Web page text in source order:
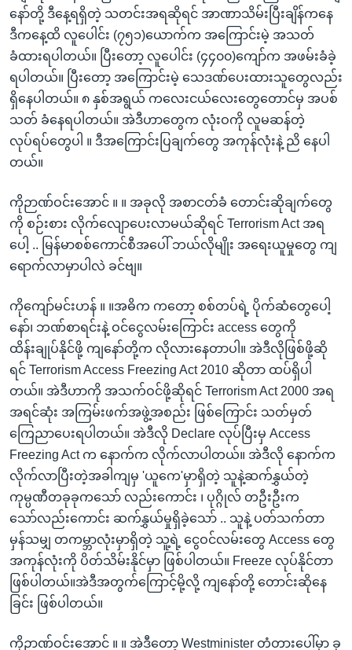
နော်တို့ ဒီနေ့ရရှိတဲ့ သတင်းအရဆိုရင် အာဏာသိမ်းပြီးချိန်ကနေ
ဒီကနေ့ထိ လူပေါင်း (၇၅၁)ယောက်က အကြောင်းမဲ့ အသတ်
ခံထားရပါတယ်။ ပြီးတော့ လူပေါင်း (၄၄၀၀)ကျော်က အဖမ်းခံခဲ့
ရပါတယ်။ ပြီးတော့ အကြောင်းမဲ့ သေဒဏ်ပေးထားသူတွေလည်း
ရှိနေပါတယ်။ ၈ နှစ်အရွယ် ကလေးငယ်လေးတွေတောင်မှ အပစ်
သတ် ခံနေရပါတယ်။ အဲဒီဟာတွေက လုံးဝကို လူမဆန်တဲ့
လုပ်ရပ်တွေပါ ။ ဒီအကြောင်းပြချက်တွေ အကုန်လုံးနဲ့ ညိ နေပါ
တယ်။
ကိုဉာဏ်ဝင်းအောင် ။ ။ အခုလို အစာငတ်ခံ တောင်းဆိုချက်တွေ
ကို စဉ်းစား လိုက်လျောပေးလာမယ်ဆိုရင် Terrorism Act အရ
ပေါ့ .. မြန်မာစစ်ကောင်စီအပေါ် ဘယ်လိုမျိုး အရေးယူမှုတွေ ကျ
ရောက်လာမှာပါလဲ ခင်ဗျ။
ကိုကျော်မင်းဟန် ။ ။အဓိက ကတော့ စစ်တပ်ရဲ့ ပိုက်ဆံတွေပေါ့
နော်၊ ဘဏ်စာရင်းနဲ့ ဝင်ငွေလမ်းကြောင်း access တွေကို
ထိန်းချုပ်နိုင်ဖို့ ကျနော်တို့က လိုလားနေတာပါ။ အဲဒီလိုဖြစ်ဖို့ဆို
ရင် Terrorism Access Freezing Act 2010 ဆိုတာ ထပ်ရှိပါ
တယ်။ အဲဒီဟာကို အသက်ဝင်ဖို့ဆိုရင် Terrorism Act 2000 အရ
အရင်ဆုံး အကြမ်းဖက်အဖွဲ့အစည်း ဖြစ်ကြောင်း သတ်မှတ်
ကြေညာပေးရပါတယ်။ အဲဒီလို Declare လုပ်ပြီးမှ Access
Freezing Act က နောက်က လိုက်လာပါတယ်။ အဲဒီလို နောက်က
လိုက်လာပြီးတဲ့အခါကျမှ 'ယူကေ'မှာရှိတဲ့ သူနဲ့ဆက်နွှယ်တဲ့
ကုမ္ပဏီတခုခုကသော် လည်းကောင်း ၊ ပုဂ္ဂိုလ် တဦးဦးက
သော်လည်းကောင်း ဆက်နွှယ်မှုရှိခဲ့သော် .. သူနဲ့ ပတ်သက်တာ
မှန်သမျှ တကမ္ဘာလုံးမှာရှိတဲ့ သူ့ရဲ့ ငွေဝင်လမ်းတွေ Access တွေ
အကုန်လုံးကို ပိတ်သိမ်းနိုင်မှာ ဖြစ်ပါတယ်။ Freeze လုပ်နိုင်တာ
ဖြစ်ပါတယ်။အဲဒီအတွက်ကြောင့်မို့လို့ ကျနော်တို့ တောင်းဆိုနေ
ခြင်း ဖြစ်ပါတယ်။
ကိုဉာဏ်ဝင်းအောင် ။ ။ အဲဒီတော့ Westminister တံတားပေါ်မှာ ခု